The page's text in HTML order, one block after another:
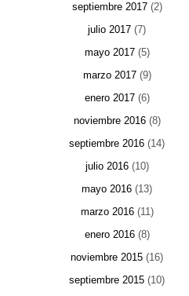
septiembre 2017(2)
julio 2017 (7)
mayo 2017(5)
marzo 2017(9)
enero 2017(6)
noviembre 2016(8)
septiembre 2016 (14)
julio 2016(10)
mayo 2016 (13)
marzo 2016(11)
enero 2016(8)
noviembre 2015 (16)
septiembre 2015 (10)